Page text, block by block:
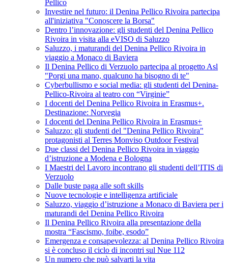
Pellico
Investire nel futuro: il Denina Pellico Rivoira partecipa
all'iniziativa "Conoscere la Borsa"
Dentro l’innovazione: gli studenti del Denina Pellico
Rivoira in visita alla eVISO di Saluzzo
Saluzzo, i maturandi del Denina Pellico Rivoira in
viaggio a Monaco di Baviera
Il Denina Pellico di Verzuolo partecipa al progetto Asl
"Porgi una mano, qualcuno ha bisogno di te"
Cyberbullismo e social media: gli studenti del Denina-
Pellico-Rivoira al teatro con “Virginie”
I docenti del Denina Pellico Rivoira in Erasmus+.
Destinazione: Norvegia
I docenti del Denina Pellico Rivoira in Erasmus+
Saluzzo: gli studenti del "Denina Pellico Rivoira"
protagonisti al Terres Monviso Outdoor Festival
Due classi del Denina Pellico Rivoira in viaggio
d’istruzione a Modena e Bologna
I Maestri del Lavoro incontrano gli studenti dell’ITIS di
Verzuolo
Dalle buste paga alle soft skills
Nuove tecnologie e intelligenza artificiale
Saluzzo, viaggio d’istruzione a Monaco di Baviera per i
maturandi del Denina Pellico Rivoira
Il Denina Pellico Rivoira alla presentazione della
mostra “Fascismo, foibe, esodo”
Emergenza e consapevolezza: al Denina Pellico Rivoira
si è concluso il ciclo di incontri sul Nue 112
Un numero che può salvarti la vita